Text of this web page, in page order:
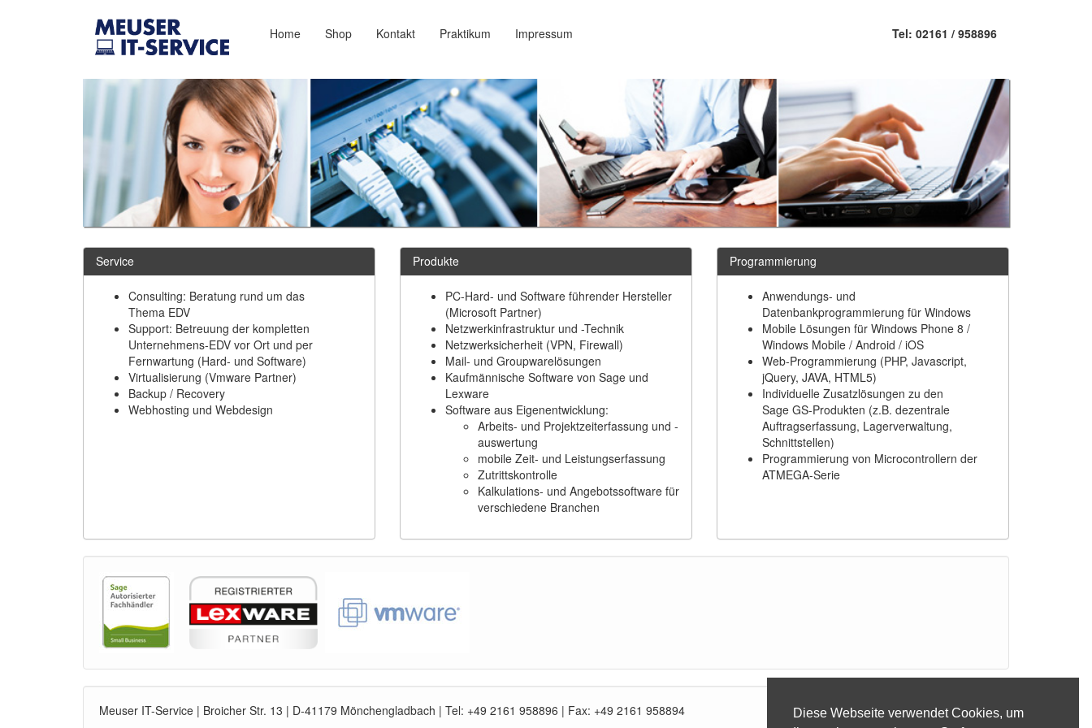
Diese Webseite verwendet Cookies, um
Home Shop Kontakt Praktikum Impressum Tel: 02161 / 958896
Service
Consulting: Beratung rund um das
Thema EDV
Support: Betreuung der kompletten
Unternehmens-EDV vor Ort und per
Fernwartung (Hard- und Software)
Virtualisierung (Vmware Partner)
Backup / Recovery
Webhosting und Webdesign
Produkte
PC-Hard- und Software führender Hersteller
(Microsoft Partner)
Netzwerkinfrastruktur und -Technik
Netzwerksicherheit (VPN, Firewall)
Mail- und Groupwarelösungen
Kaufmännische Software von Sage und
Lexware
Software aus Eigenentwicklung:
Arbeits- und Projektzeiterfassung und -
auswertung
mobile Zeit- und Leistungserfassung
Zutrittskontrolle
Kalkulations- und Angebotssoftware für
verschiedene Branchen
Programmierung
Anwendungs- und
Datenbankprogrammierung für Windows
Mobile Lösungen für Windows Phone 8 /
Windows Mobile / Android / iOS
Web-Programmierung (PHP, Javascript,
jQuery, JAVA, HTML5)
Individuelle Zusatzlösungen zu den
Sage GS-Produkten (z.B. dezentrale
Auftragserfassung, Lagerverwaltung,
Schnittstellen)
Programmierung von Microcontrollern der
ATMEGA-Serie
Meuser IT-Service | Broicher Str. 13 | D-41179 Mönchengladbach | Tel: +49 2161 958896 | Fax: +49 2161 958894